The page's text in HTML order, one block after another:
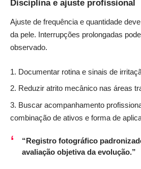
Disciplina e ajuste profissional
Ajuste de frequência e quantidade
da pele. Interrupções prolongadas
observado.
Documentar rotina e sinais de
Reduzir atrito mecânico nas áreas
Buscar acompanhamento
combinação de ativos e forma de
“Registro fotográfico
avaliação objetiva da evolução.”